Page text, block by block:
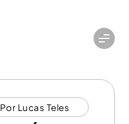
Por Lucas Teles